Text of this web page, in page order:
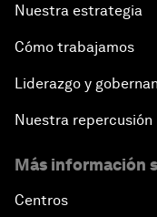
Nuestra estrategia
Cómo trabajamos
Liderazgo y
Nuestra repercusión
Más información
Centros